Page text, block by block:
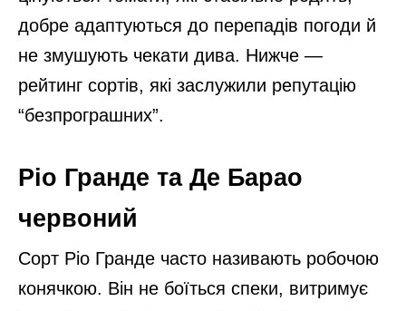
добре адаптуються до перепадів погоди й
не змушують чекати дива. Нижче —
рейтинг сортів, які заслужили репутацію
“безпрограшних”.
Ріо Гранде та Де Барао
червоний
Сорт Ріо Гранде часто називають робочою
конячкою. Він не боїться спеки, витримує